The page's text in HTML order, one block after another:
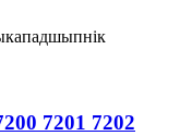
7201 7202